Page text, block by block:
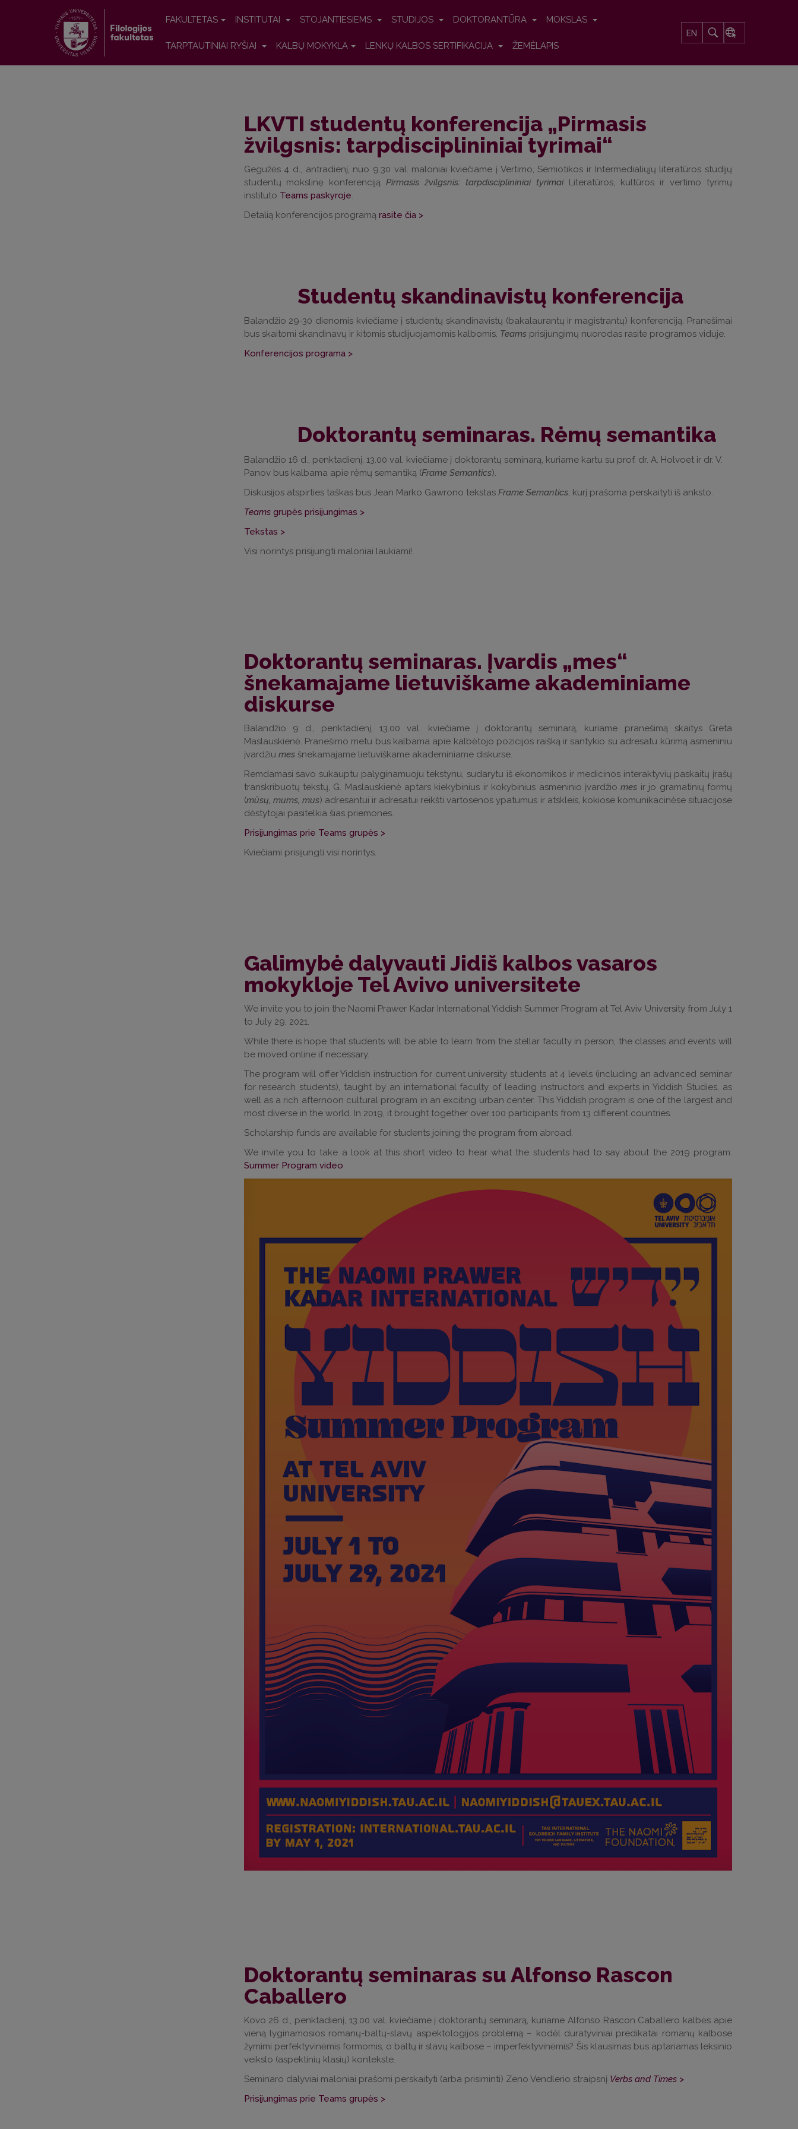
FAKULTETAS INSTITUTAI STOJANTIESIEMS STUDIJOS DOKTORANTŪRA MOKSLAS
TARPTAUTINIAI RYŠIAI KALBŲ MOKYKLA LENKŲ KALBOS SERTIFIKACIJA ŽEMĖLAPIS
EN
LKVTI studentų konferencija „Pirmasis
žvilgsnis: tarpdisciplininiai tyrimai“
Gegužės 4 d., antradienį, nuo 9.30 val. maloniai kviečiame į Vertimo, Semiotikos ir Intermedialiųjų literatūros studijų
studentų mokslinę konferencijąPirmasis žvilgsnis: tarpdisciplininiai tyrimaiLiteratūros, kultūros ir vertimo tyrimų
instituto Teams paskyroje
Detalią konferencijos programą rasite čia >
Studentų skandinavistų konferencija
Balandžio 29-30 dienomis kviečiame į studentų skandinavistų (bakalaurantų ir magistrantų) konferenciją. Pranešimai
bus skaitomi skandinavų ir kitomis studijuojamomis kalbomis. Teamsprisijungimų nuorodas rasite programos viduje.
Konferencijos programa >
Doktorantų seminaras. Rėmų semantika
Balandžio 16 d., penktadienį, 13.00 val. kviečiame į doktorantų seminarą, kuriame kartu su prof. dr. A. Holvoet ir dr. V.
Panov bus kalbama apie rėmų semantiką (Frame Semantics).
Diskusijos atspirties taškas bus Jean Marko Gawrono tekstas Frame Semantics, kurį prašoma perskaityti iš anksto.
Teamsgrupės prisijungimas >
Tekstas >
Visi norintys prisijungti maloniai laukiami!
Doktorantų seminaras. Įvardis „mes“
šnekamajame lietuviškame akademiniame
diskurse
Balandžio 9 d., penktadienį, 13.00 val. kviečiame į doktorantų seminarą, kuriame pranešimą skaitys Greta
Maslauskienė. Pranešimo metu bus kalbama apie kalbėtojo pozicijos raišką ir santykio su adresatu kūrimą asmeniniu
įvardžiu mesšnekamajame lietuviškame akademiniame diskurse.
Remdamasi savo sukauptu palyginamuoju tekstynu, sudarytu iš ekonomikos ir medicinos interaktyvių paskaitų įrašų
transkribuotų tekstų, G. Maslauskienė aptars kiekybinius ir kokybinius asmeninio įvardžiomes ir jo gramatinių formų
(mūsų, mums, mus) adresantui ir adresatui reikšti vartosenos ypatumus ir atskleis, kokiose komunikacinėse situacijose
dėstytojai pasitelkia šias priemones.
Prisijungimas prie Teams grupės >
Kviečiami prisijungti visi norintys.
Galimybė dalyvauti Jidiš kalbos vasaros
mokykloje Tel Avivo universitete
We invite you to join the Naomi Prawer Kadar International Yiddish Summer Program at Tel Aviv University from July 1
to July 29, 2021.
While there is hope that students will be able to learn from the stellar faculty in person, the classes and events will
be moved online if necessary.
The program will offer Yiddish instruction for current university students at 4 levels (including an advanced seminar
for research students), taught by an international faculty of leading instructors and experts in Yiddish Studies, as
well as a rich afternoon cultural program in an exciting urban center. This Yiddish program is one of the largest and
most diverse in the world. In 2019, it brought together over 100 participants from 13 different countries.
Scholarship funds are available for students joining the program from abroad.
We invite you to take a look at this short video to hear what the students had to say about the 2019 program:
Summer Program video
Doktorantų seminaras su Alfonso Rascon
Caballero
Kovo 26 d., penktadienį, 13.00 val. kviečiame į doktorantų seminarą, kuriame Alfonso Rascon Caballero kalbės apie
vieną lyginamosios romanų-baltų-slavų aspektologijos problemą – kodėl duratyviniai predikatai romanų kalbose
žymimi perfektyvinėmis formomis, o baltų ir slavų kalbose – imperfektyvinėmis? Šis klausimas bus aptariamas leksinio
veikslo (aspektinių klasių) kontekste.
Seminaro dalyviai maloniai prašomi perskaityti (arba prisiminti) Zeno Vendlerio straipsnį Verbs and Times>
Prisijungimas prie Teams grupės >